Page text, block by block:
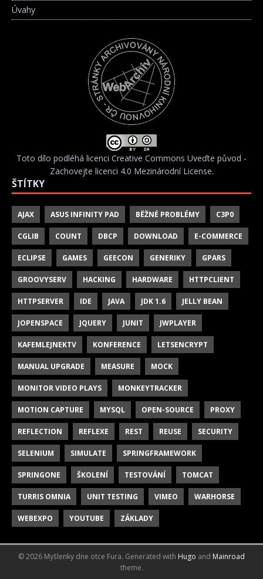
Úvahy
Toto dílo podléhá licenci Creative Commons Uveďte původ -
Zachovejte licenci 4.0 Mezinárodní License.
ŠTÍTKY
AJAX ASUS INFINITY PAD BĚŽNÉ PROBLÉMY C3P0
CGLIB COUNT DBCP DOWNLOAD E-COMMERCE
ECLIPSE GAMES GEECON GENERIKY GPARS
GROOVYSERV HACKING HARDWARE HTTPCLIENT
HTTPSERVER IDE JAVA JDK 1.6 JELLY BEAN
JOPENSPACE JQUERY JUNIT JWPLAYER
KAFEMLEJNEKTV KONFERENCE LETSENCRYPT
MANUAL UPGRADE MEASURE MOCK
MONITOR VIDEO PLAYS MONKEYTRACKER
MOTION CAPTURE MYSQL OPEN-SOURCE PROXY
REFLECTION REFLEXE REST REUSE SECURITY
SELENIUM SIMULATE SPRINGFRAMEWORK
SPRINGONE ŠKOLENÍ TESTOVÁNÍ TOMCAT
TURRIS OMNIA UNIT TESTING VIMEO WARHORSE
WEBEXPO YOUTUBE ZÁKLADY
© 2026 Myšlenky dne otce Fura. Generated with Hugo and Mainroad
theme.